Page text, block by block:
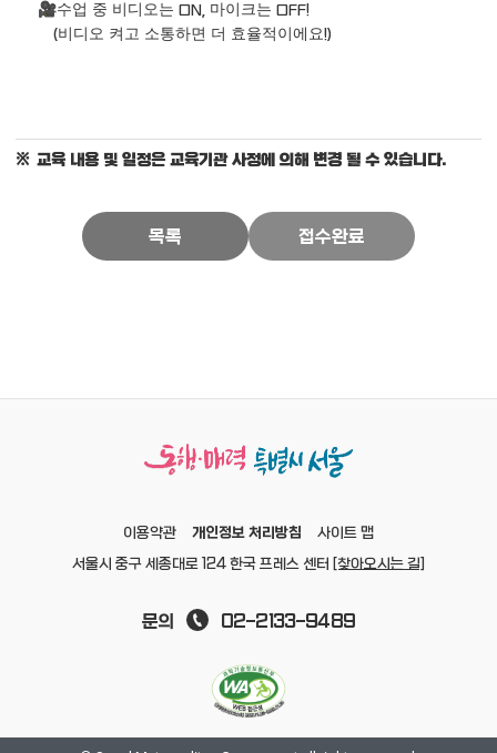
🎥수업 중 비디오는 ON, 마이크는 OFF!
(비디오 켜고 소통하면 더 효율적이에요!)
교육 내용 및 일정은 교육기관 사정에 의해 변경 될 수 있습니다.
목록 접수완료
이용약관 개인정보 처리방침
사이트 맵
서울시 중구 세종대로 124 한국 프레스 센터
[찾아오시는 길]
문의 02-2133-9489